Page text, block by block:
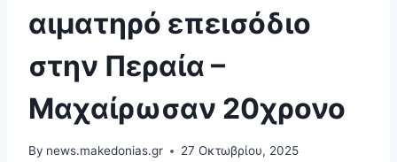
αιματηρό επεισόδιο
στην Περαία –
Μαχαίρωσαν 20χρονο
By news.makedonias.gr 27 Οκτωβρίου, 2025